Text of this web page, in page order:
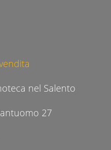
nel Salento
27